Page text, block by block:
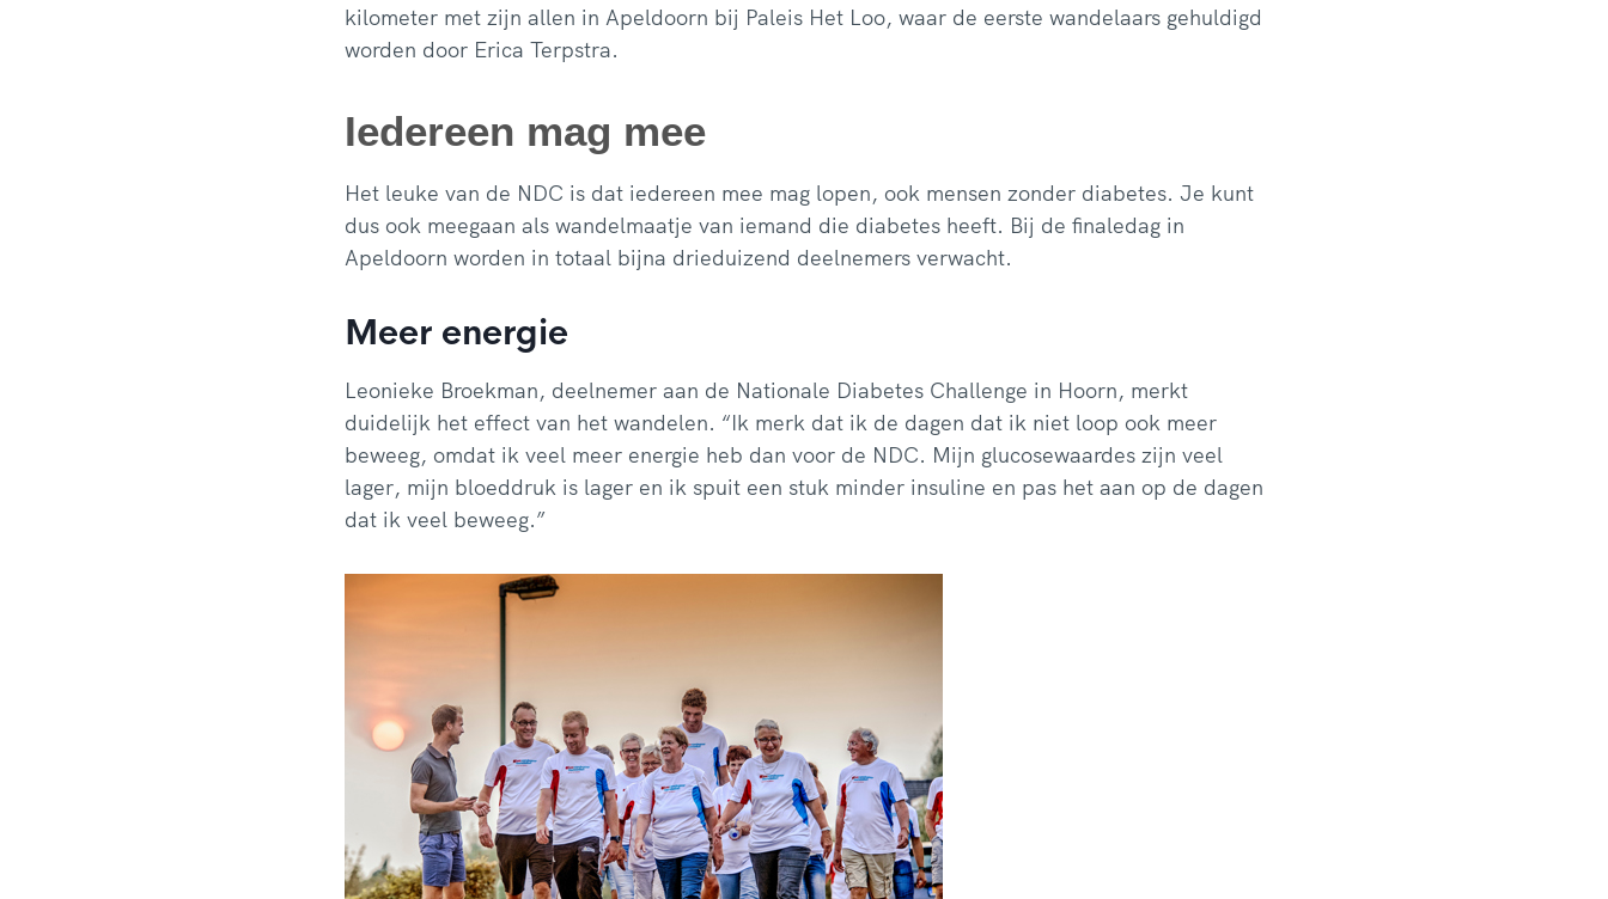
kilometer met zijn allen in Apeldoorn bij Paleis Het Loo, waar de eerste wandelaars gehuldigd
worden door Erica Terpstra.
Iedereen mag mee
Het leuke van de NDC is dat iedereen mee mag lopen, ook mensen zonder diabetes. Je kunt
dus ook meegaan als wandelmaatje van iemand die diabetes heeft. Bij de finaledag in
Apeldoorn worden in totaal bijna drieduizend deelnemers verwacht.
Meer energie
Leonieke Broekman, deelnemer aan de Nationale Diabetes Challenge in Hoorn, merkt
duidelijk het effect van het wandelen. “Ik merk dat ik de dagen dat ik niet loop ook meer
beweeg, omdat ik veel meer energie heb dan voor de NDC. Mijn glucosewaardes zijn veel
lager, mijn bloeddruk is lager en ik spuit een stuk minder insuline en pas het aan op de dagen
dat ik veel beweeg.”